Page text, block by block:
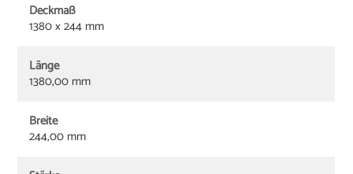
Deckmaß
1380 x 244 mm
Länge
1380,00 mm
Breite
244,00 mm